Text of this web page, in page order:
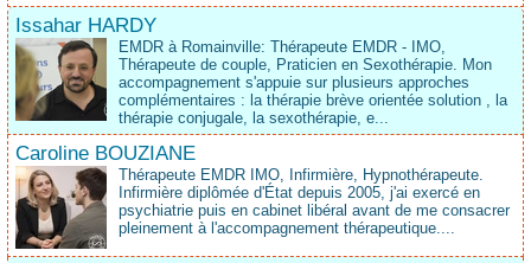
Issahar HARDY
EMDR à Romainville: Thérapeute EMDR - IMO,
Thérapeute de couple, Praticien en Sexothérapie. Mon
accompagnement s'appuie sur plusieurs approches
complémentaires : la thérapie brève orientée solution , la
thérapie conjugale, la sexothérapie, e...
Caroline BOUZIANE
Thérapeute EMDR IMO, Infirmière, Hypnothérapeute.
Infirmière diplômée d'État depuis 2005, j'ai exercé en
psychiatrie puis en cabinet libéral avant de me consacrer
pleinement à l'accompagnement thérapeutique....